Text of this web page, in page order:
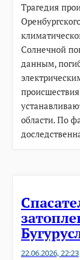
Трагедия
Солнечной
данным,
области. По
22.06.2026, 22:23